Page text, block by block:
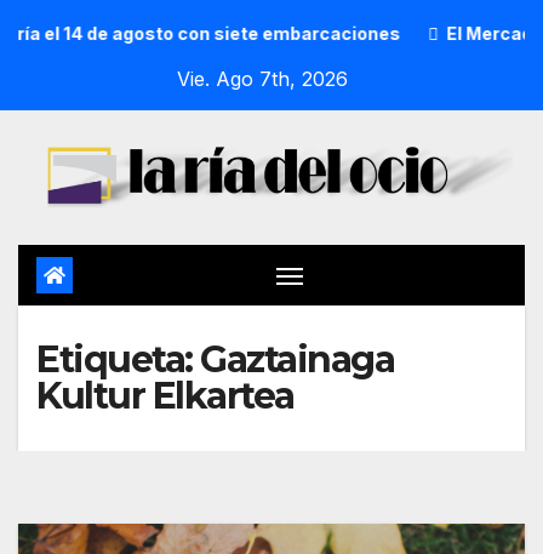
el 14 de agosto con siete embarcaciones El Mercado
Vie. Ago 7th, 2026
Etiqueta:Gaztainaga
Kultur Elkartea